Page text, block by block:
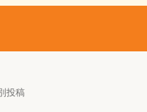
投稿